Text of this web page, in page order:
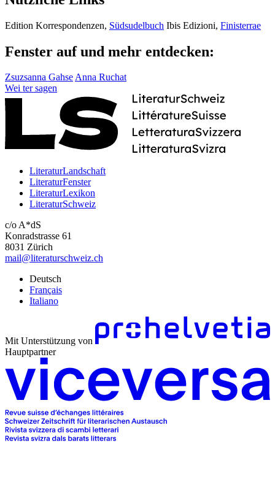
Edition Korrespondenzen, Südsudelbuch Ibis Edizioni, Finisterrae
Fenster auf und mehr entdecken:
Zsuzsanna GahseAnna Ruchat
Wei ter sagen
LiteraturLandschaft
LiteraturFenster
LiteraturLexikon
LiteraturSchweiz
c/o A*dS
Konradstrasse 61
8031 Zürich
mail@literaturschweiz.ch
Deutsch
Français
Italiano
Mit Unterstützung von
Hauptpartner